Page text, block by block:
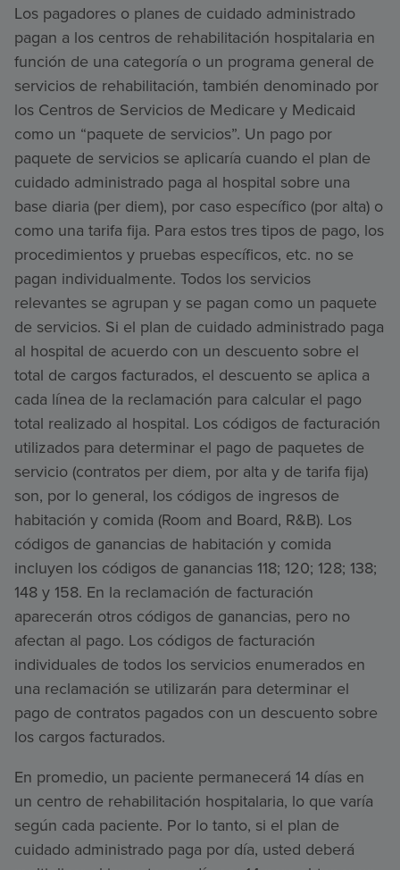
Los pagadores o planes de cuidado administrado
pagan a los centros de rehabilitación hospitalaria en
función de una categoría o un programa general de
servicios de rehabilitación, también denominado por
los Centros de Servicios de Medicare y Medicaid
como un “paquete de servicios”. Un pago por
paquete de servicios se aplicaría cuando el plan de
cuidado administrado paga al hospital sobre una
base diaria (per diem), por caso específico (por alta) o
como una tarifa fija. Para estos tres tipos de pago, los
procedimientos y pruebas específicos, etc. no se
pagan individualmente. Todos los servicios
relevantes se agrupan y se pagan como un paquete
de servicios. Si el plan de cuidado administrado paga
al hospital de acuerdo con un descuento sobre el
total de cargos facturados, el descuento se aplica a
cada línea de la reclamación para calcular el pago
total realizado al hospital. Los códigos de facturación
utilizados para determinar el pago de paquetes de
servicio (contratos per diem, por alta y de tarifa fija)
son, por lo general, los códigos de ingresos de
habitación y comida (Room and Board, R&B). Los
códigos de ganancias de habitación y comida
incluyen los códigos de ganancias 118; 120; 128; 138;
148 y 158. En la reclamación de facturación
aparecerán otros códigos de ganancias, pero no
afectan al pago. Los códigos de facturación
individuales de todos los servicios enumerados en
una reclamación se utilizarán para determinar el
pago de contratos pagados con un descuento sobre
los cargos facturados.
En promedio, un paciente permanecerá 14 días en
un centro de rehabilitación hospitalaria, lo que varía
según cada paciente. Por lo tanto, si el plan de
cuidado administrado paga por día, usted deberá